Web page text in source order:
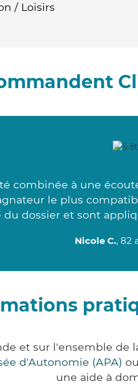
/ Loisirs
combinée à une
le plus
du dossier et sont
Nicole C., 82
et sur l'ensemble de
d'Autonomie (APA)
une aide à